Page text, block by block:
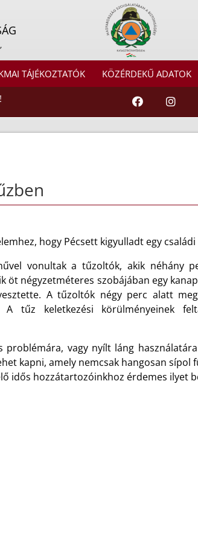
TÁJÉKOZTATÓK KÖZÉRDEKŰ ADATOK
hogy Pécsett kigyulladt egy családi
vonultak a tűzoltók, akik néhány
öt négyzetméteres szobájában egy
A tűzoltók négy perc alatt
tűz keletkezési körülményeinek
vagy nyílt láng
kapni, amely nemcsak hangosan sípol
idős hozzátartozóinkhoz érdemes ilyet